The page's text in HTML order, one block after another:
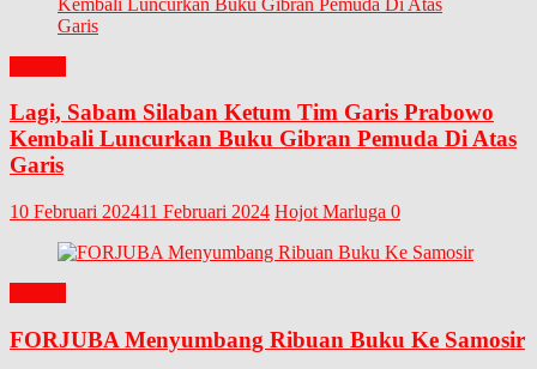
Lagi, Sabam Silaban Ketum Tim Garis Prabowo
Kembali Luncurkan Buku Gibran Pemuda Di Atas
Garis
10 Februari 202411 Februari 2024 Hojot Marluga 0
FORJUBA Menyumbang Ribuan Buku Ke Samosir